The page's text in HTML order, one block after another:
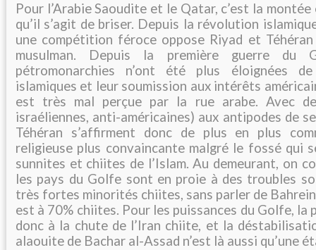
Pour l’Arabie Saoudite et le Qatar, c’est la
qu’il s’agit de briser. Depuis la révolution
une compétition féroce oppose Riyad et
musulman. Depuis la première guerre du
pétromonarchies n’ont été plus éloignées
islamiques et leur soumission aux intérêts
est très mal perçue par la rue arabe. Avec
israéliennes, anti-américaines) aux antipodes de
Téhéran s’affirment donc de plus en plus
religieuse plus convaincante malgré le fossé qui
sunnites et chiites de l’Islam. Au demeurant, on
les pays du Golfe sont en proie à des troubles
très fortes minorités chiites, sans parler de
est à 70% chiites. Pour les puissances du Golfe,
donc à la chute de l’Iran chiite, et la
alaouite de Bachar al-Assad n’est là aussi qu’une